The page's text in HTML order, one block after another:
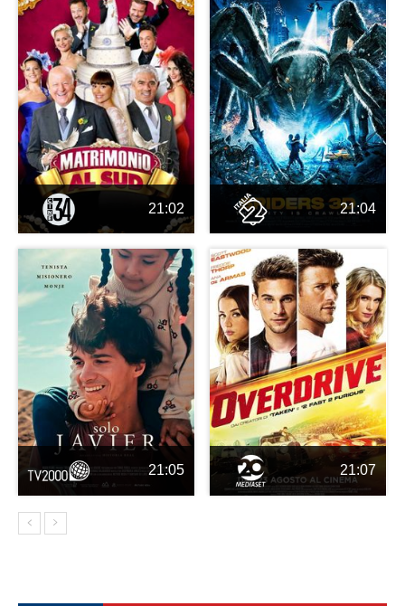
21:02 21:04
21:05 21:07